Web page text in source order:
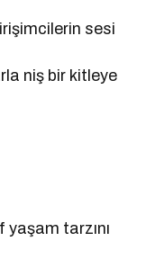
sesi
niş bir kitleye
tarzını